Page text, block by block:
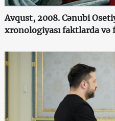
Avqust, 2008. Cənubi
xronologiyası faktlarda və